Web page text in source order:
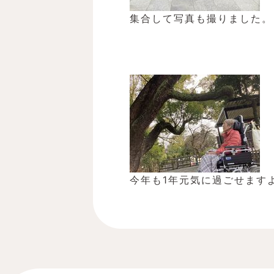
集合して写真も撮りました。
今年も1年元気に過ごせま